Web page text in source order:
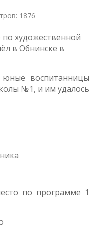
1876
художественной
в Обнинске в
воспитанницы
№1, и им удалось
по программе 1